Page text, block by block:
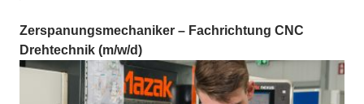
Zerspanungsmechaniker – Fachrichtung CNC
Drehtechnik (m/w/d)